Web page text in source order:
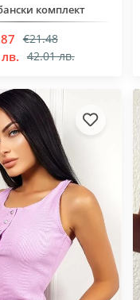
комплект
€21.48
42.01 лв.